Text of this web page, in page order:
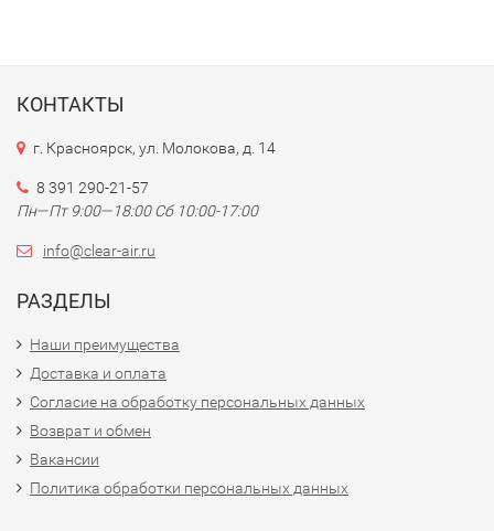
КОНТАКТЫ
г. Красноярск, ул. Молокова, д. 14
8 391 290-21-57
Пн—Пт 9:00—18:00 Сб 10:00-17:00
info@clear-air.ru
РАЗДЕЛЫ
Наши преимущества
Доставка и оплата
Согласие на обработку персональных данных
Возврат и обмен
Вакансии
Политика обработки персональных данных